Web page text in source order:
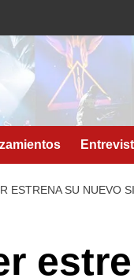
ESTRENA SU NUEVO